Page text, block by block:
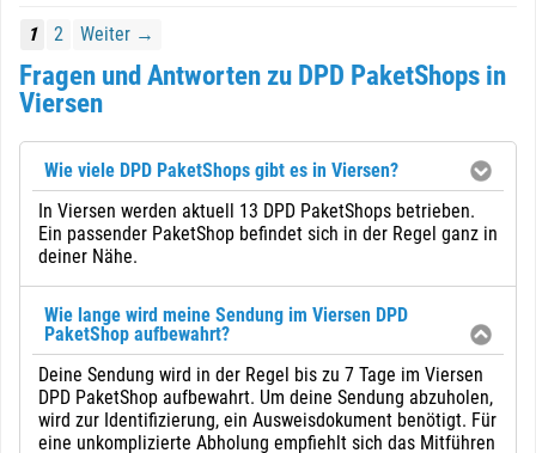
1 2 Weiter →
Fragen und Antworten zu DPD PaketShops in
Viersen
Wie viele DPD PaketShops gibt es in Viersen?
In Viersen werden aktuell 13 DPD PaketShops betrieben.
Ein passender PaketShop befindet sich in der Regel ganz in
deiner Nähe.
Wie lange wird meine Sendung im Viersen DPD
PaketShop aufbewahrt?
Deine Sendung wird in der Regel bis zu 7 Tage im Viersen
DPD PaketShop aufbewahrt. Um deine Sendung abzuholen,
wird zur Identifizierung, ein Ausweisdokument benötigt. Für
eine unkomplizierte Abholung empfiehlt sich das Mitführen